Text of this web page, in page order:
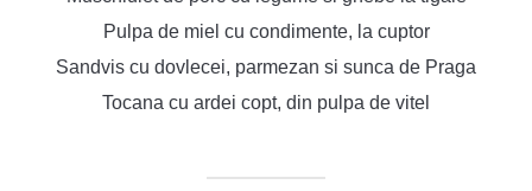
Pulpa de miel cu condimente, la cuptor
Sandvis cu dovlecei, parmezan si sunca de Praga
Tocana cu ardei copt, din pulpa de vitel